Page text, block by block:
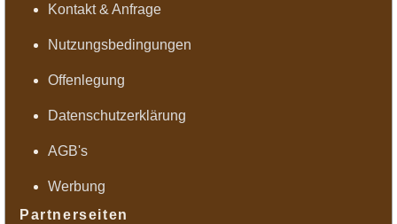
Kontakt & Anfrage
Nutzungsbedingungen
Offenlegung
Datenschutzerklärung
AGB's
Werbung
Partnerseiten